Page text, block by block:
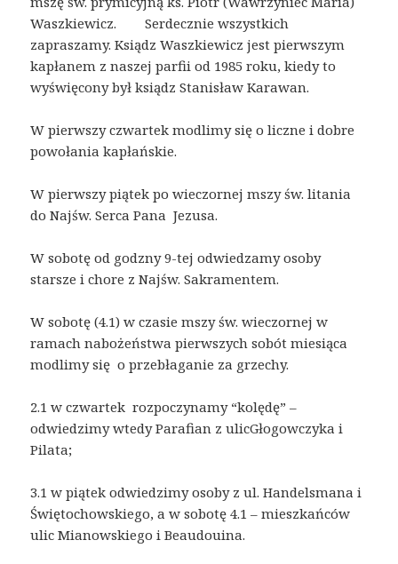
Waszkiewicz. Serdecznie wszystkich
zapraszamy. Ksiądz Waszkiewicz jest pierwszym
kapłanem z naszej parfii od 1985 roku, kiedy to
wyświęcony był ksiądz Stanisław Karawan.
W pierwszy czwartek modlimy się o liczne i dobre
powołania kapłańskie.
W pierwszy piątek po wieczornej mszy św. litania
do Najśw. Serca Pana Jezusa.
W sobotę od godzny 9-tej odwiedzamy osoby
starsze i chore z Najśw. Sakramentem.
W sobotę (4.1) w czasie mszy św. wieczornej w
ramach nabożeństwa pierwszych sobót miesiąca
modlimy się o przebłaganie za grzechy.
2.1 w czwartek rozpoczynamy “kolędę” –
odwiedzimy wtedy Parafian z ulicGłogowczyka i
Pilata;
3.1 w piątek odwiedzimy osoby z ul. Handelsmana i
Świętochowskiego, a w sobotę 4.1 – mieszkańców
ulic Mianowskiego i Beaudouina.